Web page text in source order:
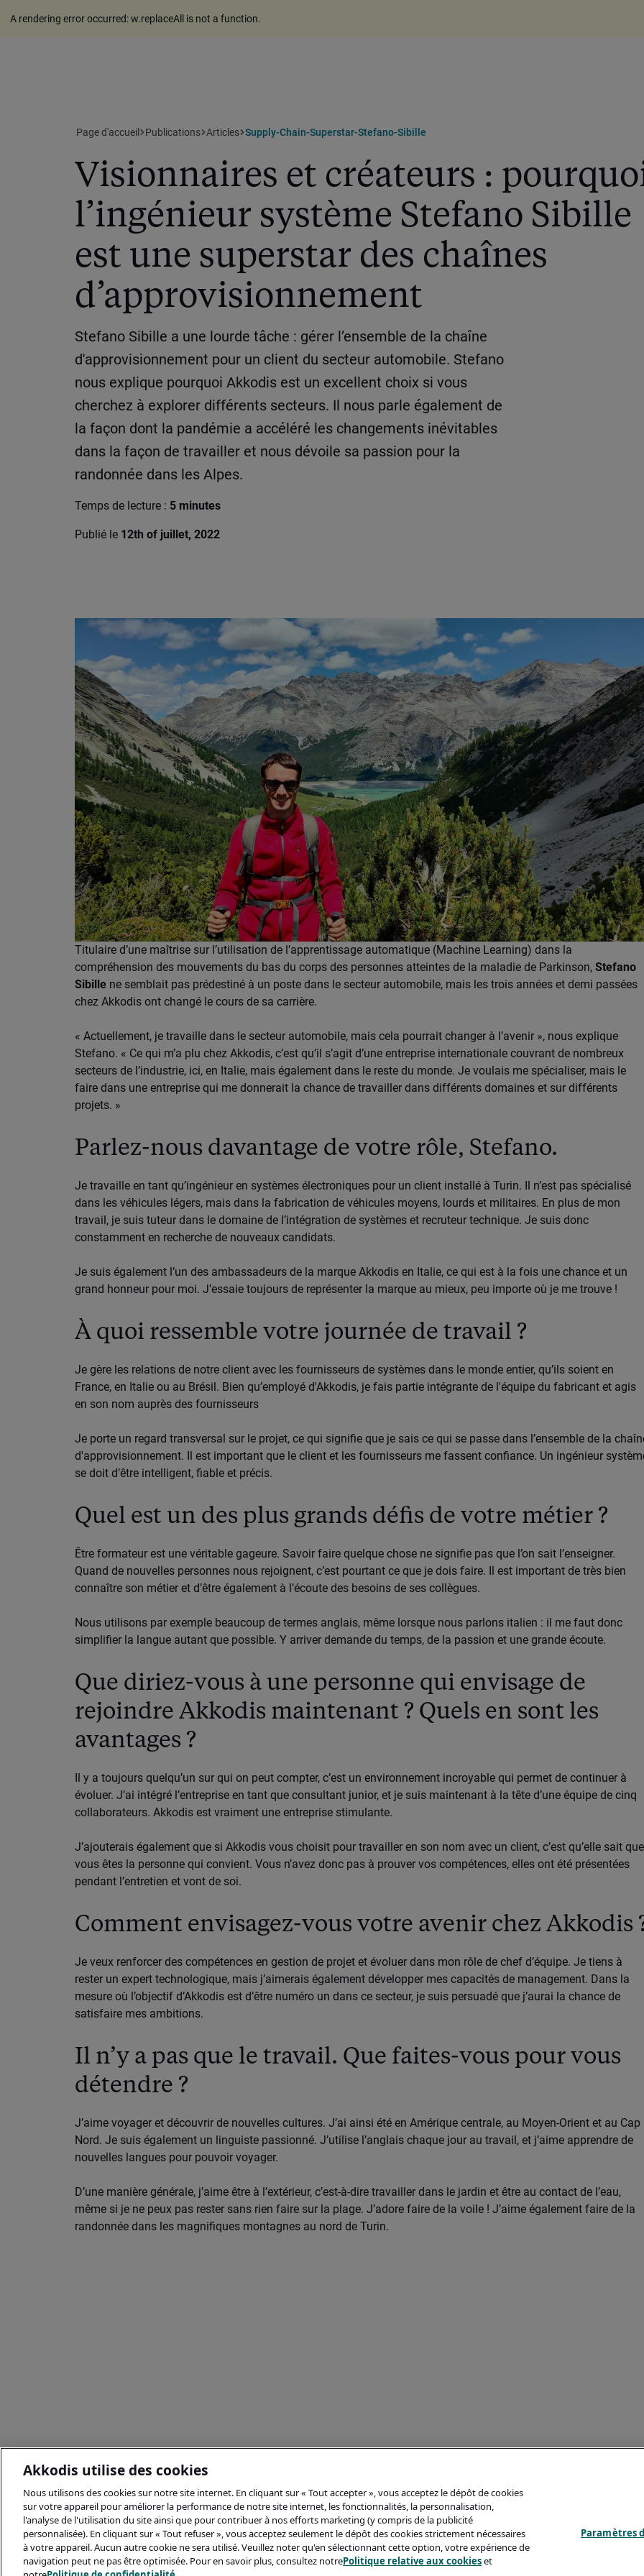
A rendering error occurred:w.replaceAll is not a function.
Page d'accueil Publications Articles Supply-Chain-Superstar-Stefano-Sibille
Visionnaires et créateurs :
l’ingénieur système Stefano Sibille
est une superstar des chaînes
d’approvisionnement
Stefano Sibille a une lourde tâche : gérer l’ensemble de la chaîne
d'approvisionnement pour un client du secteur automobile. Stefano
nous explique pourquoi Akkodis est un excellent choix si vous
cherchez à explorer différents secteurs. Il nous parle également de
la façon dont la pandémie a accéléré les changements inévitables
dans la façon de travailler et nous dévoile sa passion pour la
randonnée dans les Alpes.
Temps de lecture : 5 minutes
Publié le 12th of juillet, 2022
Titulaire d’une maîtrise sur l’utilisation de l’apprentissage automatique (Machine Learning) dans la
compréhension des mouvements du bas du corps des personnes atteintes de la maladie de Parkinson, Stefano
Sibille ne semblait pas prédestiné à un poste dans le secteur automobile, mais les trois années et demi passées
chez Akkodis ont changé le cours de sa carrière.
« Actuellement, je travaille dans le secteur automobile, mais cela pourrait changer à l’avenir », nous explique
Stefano. « Ce qui m’a plu chez Akkodis, c’est qu’il s’agit d’une entreprise internationale couvrant de nombreux
secteurs de l’industrie, ici, en Italie, mais également dans le reste du monde. Je voulais me spécialiser, mais le
faire dans une entreprise qui me donnerait la chance de travailler dans différents domaines et sur différents
projets. »
Parlez-nous davantage de votre rôle, Stefano.
Je travaille en tant qu’ingénieur en systèmes électroniques pour un client installé à Turin. Il n’est pas spécialisé
dans les véhicules légers, mais dans la fabrication de véhicules moyens, lourds et militaires. En plus de mon
travail, je suis tuteur dans le domaine de l’intégration de systèmes et recruteur technique. Je suis donc
constamment en recherche de nouveaux candidats.
Je suis également l’un des ambassadeurs de la marque Akkodis en Italie, ce qui est à la fois une chance et un
grand honneur pour moi. J’essaie toujours de représenter la marque au mieux, peu importe où je me trouve !
À quoi ressemble votre journée de travail ?
Je gère les relations de notre client avec les fournisseurs de systèmes dans le monde entier, qu’ils soient en
France, en Italie ou au Brésil. Bien qu’employé d'Akkodis, je fais partie intégrante de l'équipe du fabricant et agis
en son nom auprès des fournisseurs
Je porte un regard transversal sur le projet, ce qui signifie que je sais ce qui se passe dans l’ensemble de la
d'approvisionnement. Il est important que le client et les fournisseurs me fassent confiance. Un ingénieur
se doit d’être intelligent, fiable et précis.
Quel est un des plus grands défis de votre métier ?
Être formateur est une véritable gageure. Savoir faire quelque chose ne signifie pas que l’on sait l’enseigner.
Quand de nouvelles personnes nous rejoignent, c’est pourtant ce que je dois faire. Il est important de très bien
connaître son métier et d’être également à l’écoute des besoins de ses collègues.
Nous utilisons par exemple beaucoup de termes anglais, même lorsque nous parlons italien : il me faut donc
simplifier la langue autant que possible. Y arriver demande du temps, de la passion et une grande écoute.
Que diriez-vous à une personne qui envisage de
rejoindre Akkodis maintenant ? Quels en sont les
avantages ?
Il y a toujours quelqu’un sur qui on peut compter, c’est un environnement incroyable qui permet de continuer à
évoluer. J’ai intégré l’entreprise en tant que consultant junior, et je suis maintenant à la tête d’une équipe de cinq
collaborateurs. Akkodis est vraiment une entreprise stimulante.
J’ajouterais également que si Akkodis vous choisit pour travailler en son nom avec un client, c’est qu’elle sait que
vous êtes la personne qui convient. Vous n’avez donc pas à prouver vos compétences, elles ont été présentées
pendant l’entretien et vont de soi.
Comment envisagez-vous votre avenir chez Akkodis
Je veux renforcer des compétences en gestion de projet et évoluer dans mon rôle de chef d’équipe. Je tiens à
rester un expert technologique, mais j’aimerais également développer mes capacités de management. Dans la
mesure où l’objectif d’Akkodis est d’être numéro un dans ce secteur, je suis persuadé que j’aurai la chance de
satisfaire mes ambitions.
Il n’y a pas que le travail. Que faites-vous pour vous
détendre ?
J’aime voyager et découvrir de nouvelles cultures. J’ai ainsi été en Amérique centrale, au Moyen-Orient et au Cap
Nord. Je suis également un linguiste passionné. J’utilise l’anglais chaque jour au travail, et j’aime apprendre de
nouvelles langues pour pouvoir voyager.
D’une manière générale, j’aime être à l’extérieur, c’est-à-dire travailler dans le jardin et être au contact de l’eau,
même si je ne peux pas rester sans rien faire sur la plage. J’adore faire de la voile ! J’aime également faire de la
randonnée dans les magnifiques montagnes au nord de Turin.
Akkodis utilise des cookies
Nous utilisons des cookies sur notre site internet. En cliquant sur « Tout accepter », vous acceptez le dépôt de cookies
sur votre appareil pour améliorer la performance de notre site internet, les fonctionnalités, la personnalisation,
l'analyse de l'utilisation du site ainsi que pour contribuer à nos efforts marketing (y compris de la publicité
personnalisée). En cliquant sur « Tout refuser », vous acceptez seulement le dépôt des cookies strictement nécessaires
à votre appareil. Aucun autre cookie ne sera utilisé. Veuillez noter qu'en sélectionnant cette option, votre expérience de
navigation peut ne pas être optimisée. Pour en savoir plus, consultez notrePolitique relative aux cookieset
Paramètres